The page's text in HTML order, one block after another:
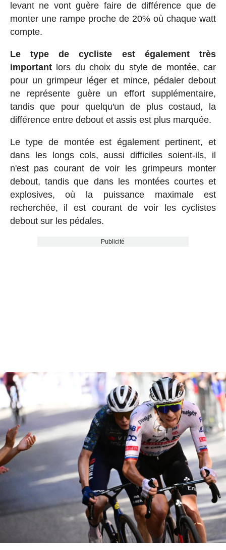
levant ne vont guère faire de différence que de
monter une rampe proche de 20% où chaque watt
compte.
Le type de cycliste est également très
importantlors du choix du style de montée, car
pour un grimpeur léger et mince, pédaler debout
ne représente guère un effort supplémentaire,
tandis que pour quelqu'un de plus costaud, la
différence entre debout et assis est plus marquée.
Le type de montée est également pertinent, et
dans les longs cols, aussi difficiles soient-ils, il
n'est pas courant de voir les grimpeurs monter
debout, tandis que dans les montées courtes et
explosives, où la puissance maximale est
recherchée, il est courant de voir les cyclistes
debout sur les pédales.
Publicité